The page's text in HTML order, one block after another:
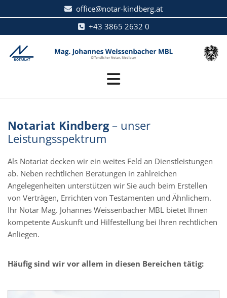
 office@notar-kindberg.at
 +43 3865 2632 0
Notariat Kindberg– unser
Leistungsspektrum
Als Notariat decken wir ein weites Feld an Dienstleistungen
ab. Neben rechtlichen Beratungen in zahlreichen
Angelegenheiten unterstützen wir Sie auch beim Erstellen
von Verträgen, Errichten von Testamenten und Ähnlichem.
Ihr Notar Mag. Johannes Weissenbacher MBL bietet Ihnen
kompetente Auskunft und Hilfestellung bei Ihren rechtlichen
Anliegen.
Häufig sind wir vor allem in diesen Bereichen tätig: